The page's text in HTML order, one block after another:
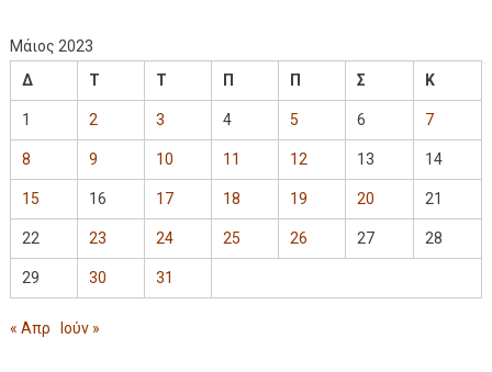
Μάιος 2023
Δ
Τ Τ Π Π Σ Κ
1 2 3 4 5 6 7
8 9 10 11 12 13 14
15 16 17 18 19 20 21
22 23 24 25 26 27 28
29 30 31
« Απρ Ιούν »